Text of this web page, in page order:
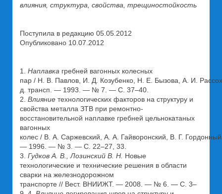
влияния, структура, свойства, трещиностойкость
Поступила в редакцию 05.05.2012
Опубликовано 10.07.2012
1. Наплавка гребней вагонных колесных
пар / Н. В. Павлов, И. Д. Козубенко, Н. Е. Бызова, А. И.
д. трансп. — 1993. — № 7. — С. 37–40.
2. Влияние технологических факторов на структуру и
свойства металла ЗТВ при ремонтно-
восстановительной наплавке гребней цельнокатаных
вагонных
колес / В. А. Саржевский, А. А. Гайворонский, В. Г.
— 1996. — № 3. — С. 22–27, 33.
3. Гудков А. В., Лозинский В. Н. Новые
технологические и технические решения в области
сварки на железнодорожном
транспорте // Вест. ВНИИЖТ. — 2008. — № 6. — С. 3–